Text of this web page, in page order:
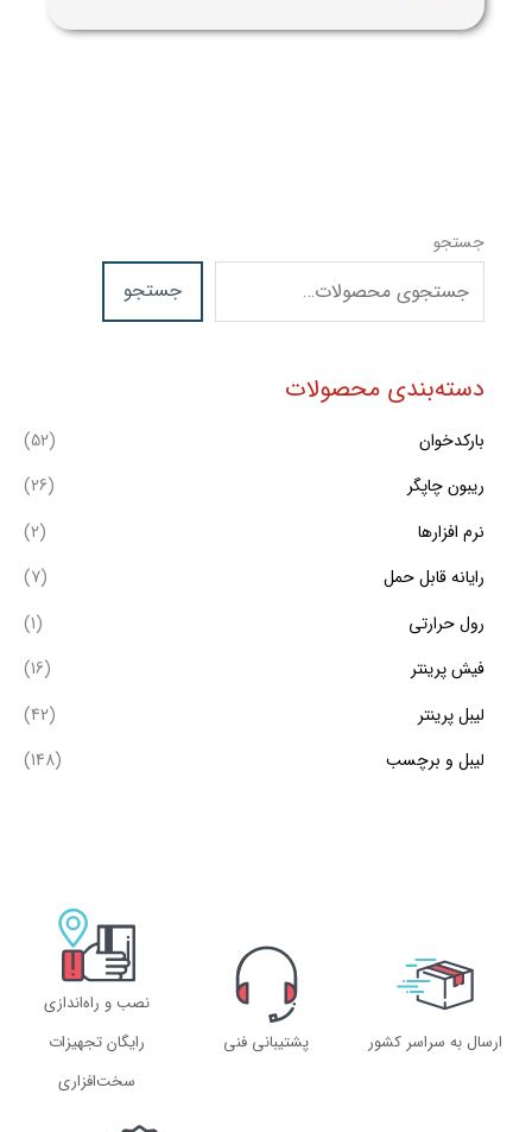
جستجو
جستجو
دسته‌بندی محصولات
بارکدخوان
(52)
ریبون چاپگر
(26)
نرم افزارها
(2)
رایانه قابل حمل
(7)
رول حرارتی
(1)
فیش پرینتر
(16)
لیبل پرینتر
(42)
لیبل و برچسب
(148)
ارسال به سراسر کشور پشتیبانی فنی
نصب و راه‌اندازی
رایگان تجهیزات
سخت‌افزاری